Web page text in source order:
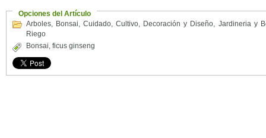
Opciones del Artículo
Arboles, Bonsai,Cuidado,Cultivo, Decoración y Diseño, Jardineria y
Riego
Bonsai, ficus ginseng